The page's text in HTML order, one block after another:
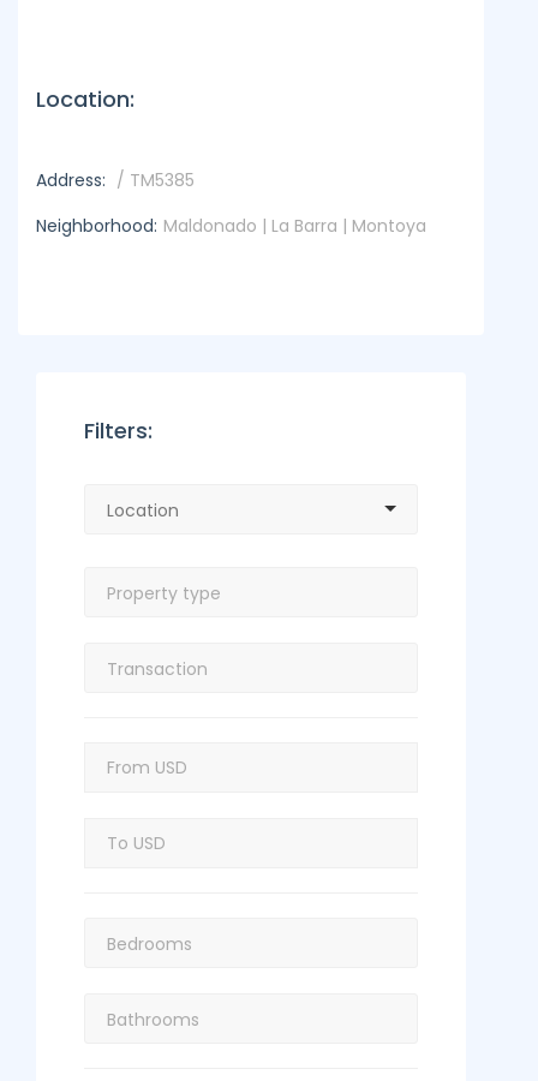
Location:
Address: / TM5385
Neighborhood: Maldonado | La Barra | Montoya
Filters: